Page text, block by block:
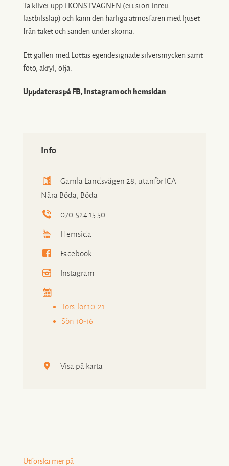
Ta klivet upp i KONSTVAGNEN (ett stort inrett
lastbilssläp) och känn den härliga atmosfären med ljuset
från taket och sanden under skorna.
Ett galleri med Lottas egendesignade silversmycken samt
foto, akryl, olja.
Uppdateras på FB, Instagram och hemsidan
Info
Gamla Landsvägen 28, utanför ICA
Nära Böda, Böda
070-524 15 50
Hemsida
Facebook
Instagram
Tors-lör 10-21
Sön 10-16
Visa på karta
Utforska mer på